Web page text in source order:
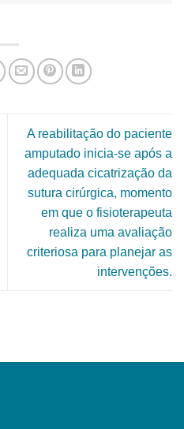
A reabilitação do paciente
amputado inicia-se após a
adequada cicatrização da
sutura cirúrgica, momento
em que o fisioterapeuta
realiza uma avaliação
criteriosa para planejar as
intervenções.